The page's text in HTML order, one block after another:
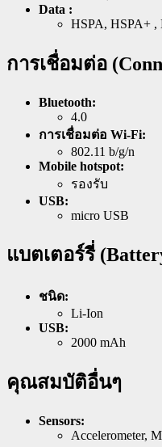
Data :
HSPA, HSPA+ ,
การเชื่อมต่อ
Bluetooth:
4.0
การเชื่อมต่อ Wi-Fi:
802.11 b/g/n
Mobile hotspot:
รองรับ
USB:
micro USB
แบตเตอร์รี่
ชนิด:
Li-Ion
USB:
2000 mAh
คุณสมบัติอื่นๆ
Sensors:
Accelerometer,